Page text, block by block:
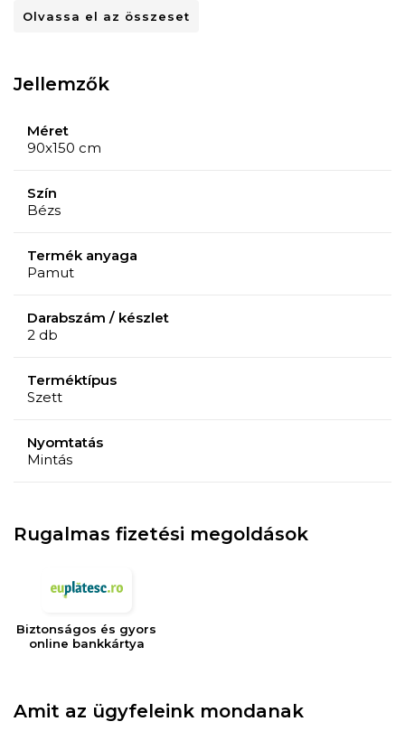
1 db 50x90 cm-es törölköző és 1 db 90x150 cm-es
Olvassa el az összeset
Jellemzők
Méret
90x150 cm
Szín
Bézs
Termék anyaga
Pamut
Darabszám / készlet
2 db
Terméktípus
Szett
Nyomtatás
Mintás
Rugalmas fizetési megoldások
Biztonságos és gyors
online bankkártya
Amit az ügyfeleink mondanak